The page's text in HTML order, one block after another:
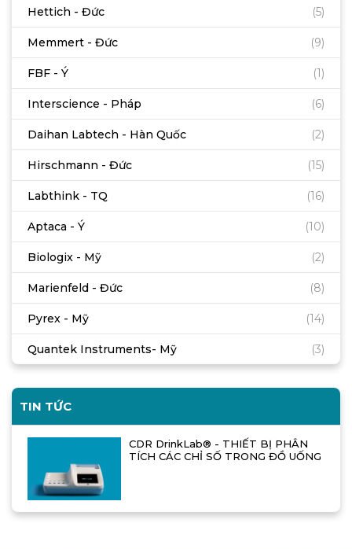
Hettich - Đức (5)
Memmert - Đức (9)
FBF - Ý (1)
Interscience - Pháp (6)
Daihan Labtech - Hàn Quốc (2)
Hirschmann - Đức (15)
Labthink - TQ (16)
Aptaca - Ý (10)
Biologix - Mỹ (2)
Marienfeld - Đức (8)
Pyrex - Mỹ (14)
Quantek Instruments- Mỹ (3)
TIN TỨC
CDR DrinkLab® - THIẾT BỊ PHÂN
TÍCH CÁC CHỈ SỐ TRONG ĐỒ UỐNG